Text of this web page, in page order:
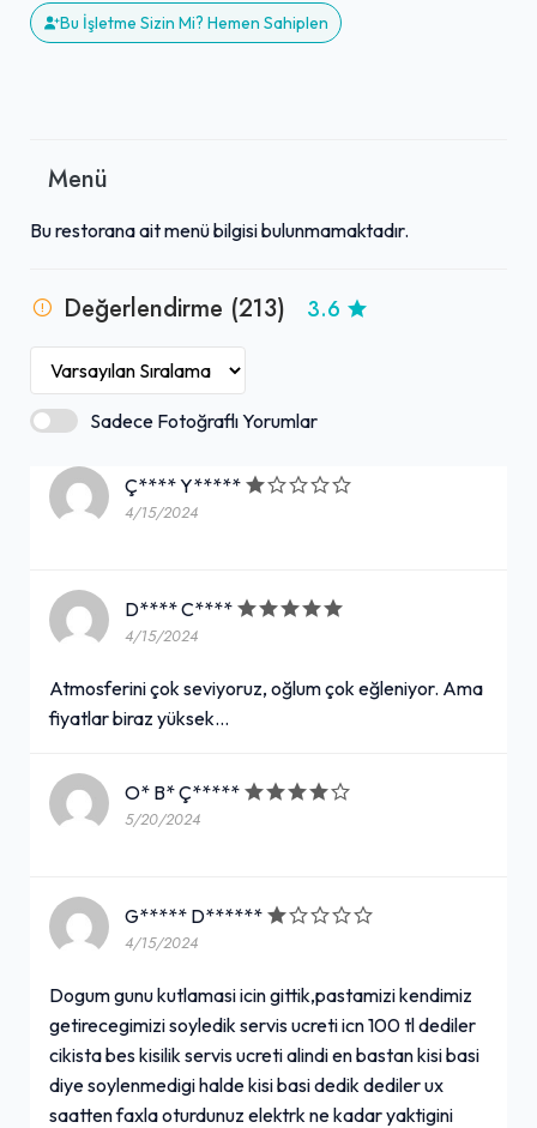
Bu İşletme Sizin Mi? Hemen Sahiplen
Menü
Bu restorana ait menü bilgisi bulunmamaktadır.
Değerlendirme (213) 3.6
Sadece Fotoğraflı Yorumlar
Ç**** Y*****
4/15/2024
D**** C****
4/15/2024
Atmosferini çok seviyoruz, oğlum çok eğleniyor. Ama
fiyatlar biraz yüksek...
O* B* Ç*****
5/20/2024
G***** D******
4/15/2024
Dogum gunu kutlamasi icin gittik,pastamizi kendimiz
getirecegimizi soyledik servis ucreti icn 100 tl dediler
cikista bes kisilik servis ucreti alindi en bastan kisi basi
diye soylenmedigi halde kisi basi dedik dediler ux
saatten faxla oturdunuz elektrk ne kadar yaktigini